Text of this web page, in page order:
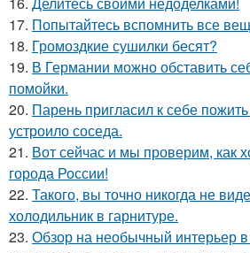
17. Попытайтесь вспомнить все
18. Громоздкие сушилки бесят?
19. В Германии можно обставить
помойки.
20. Парень пригласил к себе
устроило соседа.
21. Вот сейчас и мы проверим, как
города России!
22. Такого, вы точно никогда не
холодильник в гарнитуре.
23. Обзор на необычный интерьер в